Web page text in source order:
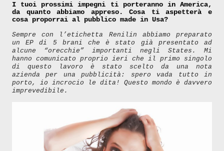
I tuoi prossimi impegni ti porteranno in America,
da quanto abbiamo appreso. Cosa ti aspetterà e
cosa proporrai al pubblico made in Usa?
Sempre con l’etichetta Renilin abbiamo preparato
un EP di 5 brani che è stato già presentato ad
alcune “orecchie” importanti negli States. Mi
hanno comunicato proprio ieri che il primo singolo
di questo lavoro è stato scelto da una nota
azienda per una pubblicità: spero vada tutto in
porto, io incrocio le dita! Questo mondo è davvero
imprevedibile.